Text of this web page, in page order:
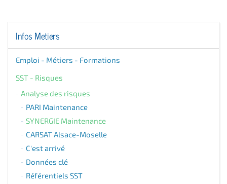
Infos Metiers
Emploi - Métiers - Formations
SST - Risques
Analyse des risques
PARI Maintenance
SYNERGIE Maintenance
CARSAT Alsace-Moselle
C'est arrivé
Données clé
Référentiels SST